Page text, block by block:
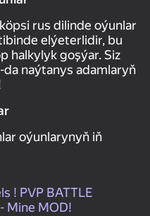
rus dilinde oýunlar
elýeterlidir, bu
halkylyk goşýar. Siz
naýtanys adamlaryň
oýunlarynyň iň
! PVP BATTLE
Mine MOD!